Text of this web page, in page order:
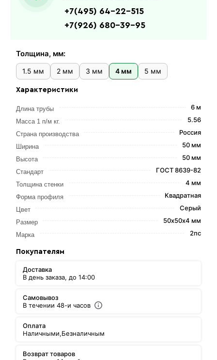
Толщина, мм:
1.5 мм 2 мм 3 мм 4 мм 5 мм
Характеристики
Длина трубы 6 м
Масса 1 п/м кг. 5.56
Страна производства Россия
Ширина 50 мм
Высота 50 мм
Стандарт ГОСТ 8639-82
Толщина стенки 4 мм
Форма профиля Квадратная
Цвет Серый
Размер 50х50х4 мм
Марка 2пс
Покупателям
Доставка
В день заказа, до 14:00
Самовывоз
В течении 48-и часов
Оплата
Наличными,Безналичным
Возврат товаров
+7(495) 64-22-515
+7(926) 680-39-95